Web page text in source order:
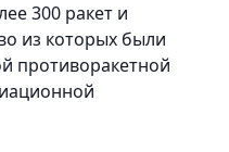
300 ракет и
из которых были
противоракетной